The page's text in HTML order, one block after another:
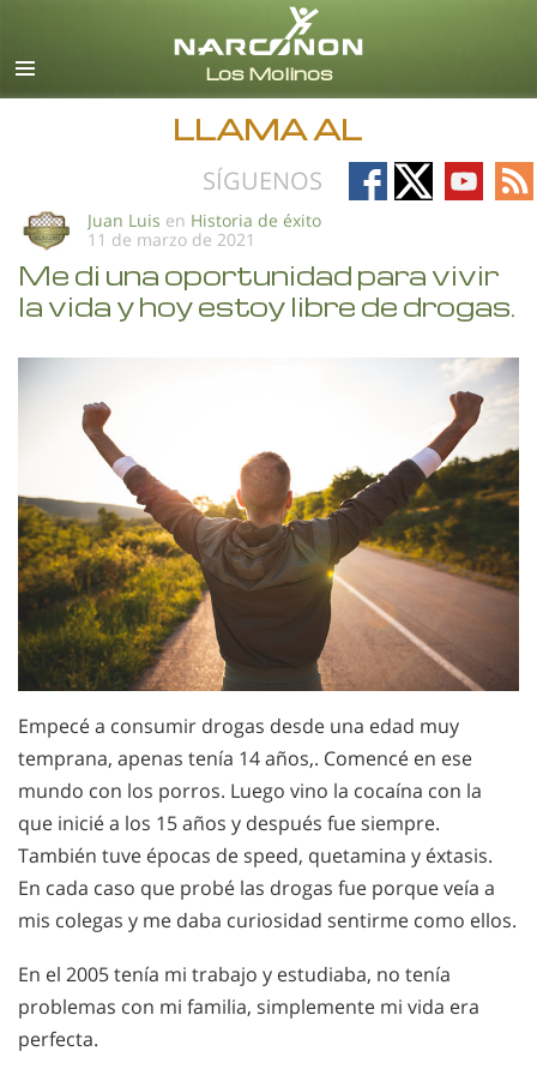
Español (Castellano)
Todas las Regiones/Idiomas
LLAMA AL
SÍGUENOS
Follow
on
Follow
on
Follow
on
on
Juan Luis en Historia de éxito
11 de marzo de 2021
Me di una oportunidad para vivir
la vida y hoy estoy libre de drogas.
Empecé a consumir drogas desde una edad muy
temprana, apenas tenía 14 años,. Comencé en ese
mundo con los porros. Luego vino la cocaína con la
que inicié a los 15 años y después fue siempre.
También tuve épocas de speed, quetamina y éxtasis.
En cada caso que probé las drogas fue porque veía a
mis colegas y me daba curiosidad sentirme como ellos.
En el 2005 tenía mi trabajo y estudiaba, no tenía
problemas con mi familia, simplemente mi vida era
perfecta.